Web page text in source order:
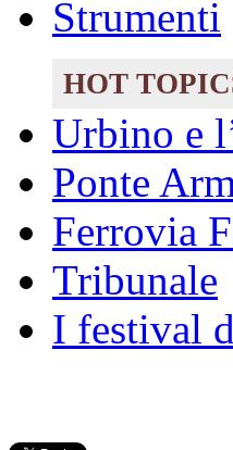
Strumenti
HOT
Urbino e
Ponte
Ferrovia
Tribunale
I festival